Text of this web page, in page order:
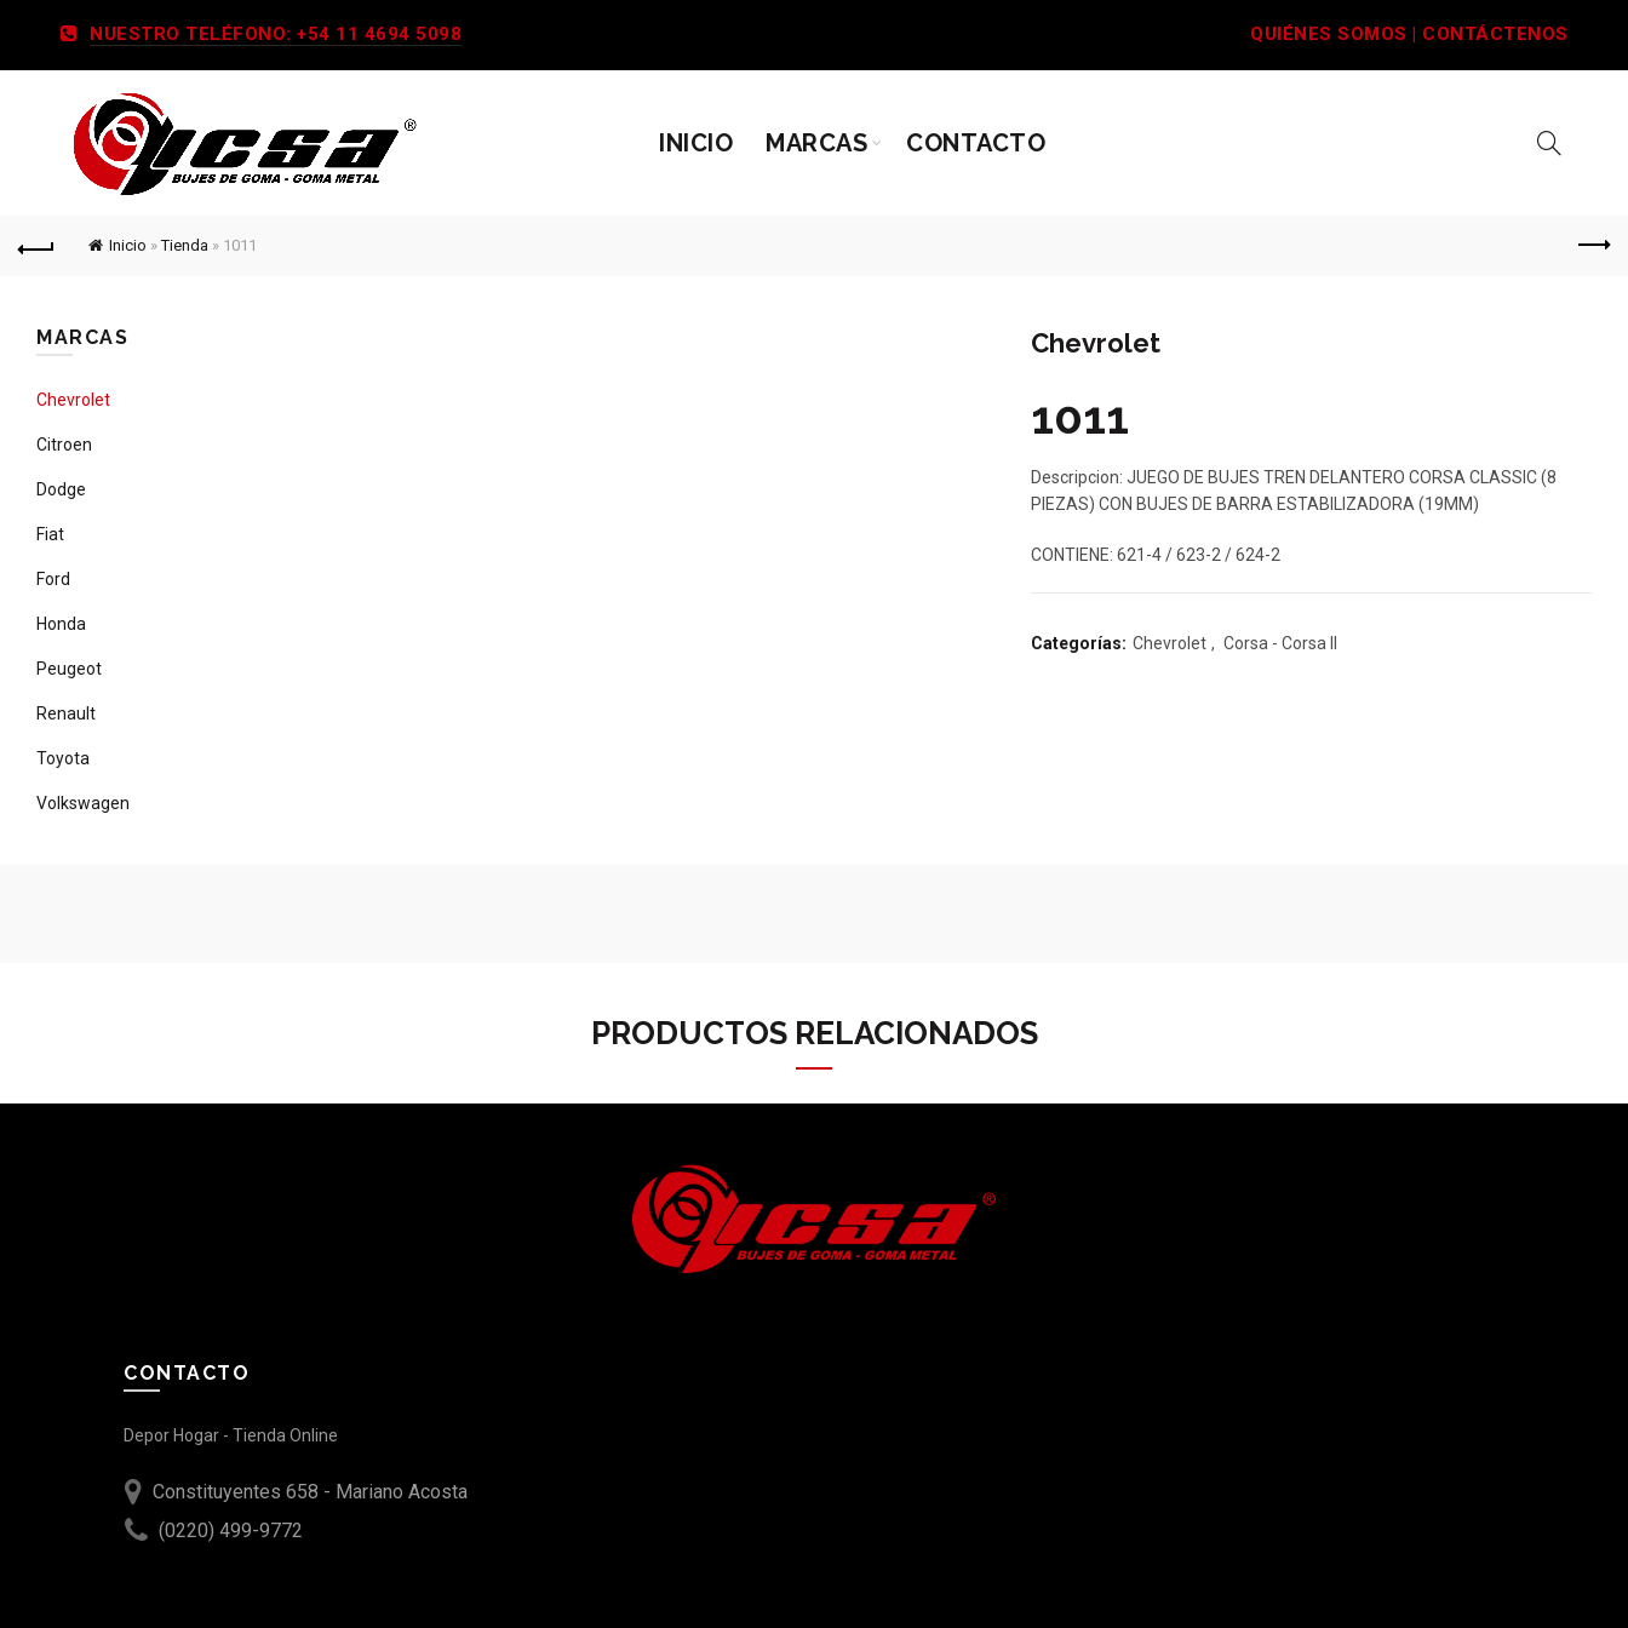
NUESTRO TELÉFONO: +54 11 4694 5098 QUIÉNES SOMOS | CONTÁCTENOS
INICIO MARCAS CONTACTO
Inicio »Tienda » 1011
Chevrolet
1011
Descripcion: JUEGO DE BUJES TREN DELANTERO CORSA CLASSIC (8
PIEZAS) CON BUJES DE BARRA ESTABILIZADORA (19MM)
CONTIENE: 621-4 / 623-2 / 624-2
Categorías: Chevrolet , Corsa - Corsa II
MARCAS
Chevrolet
Citroen
Dodge
Fiat
Ford
Honda
Peugeot
Renault
Toyota
Volkswagen
PRODUCTOS RELACIONADOS
CONTACTO
Depor Hogar - Tienda Online
Constituyentes 658 - Mariano Acosta
(0220) 499-9772